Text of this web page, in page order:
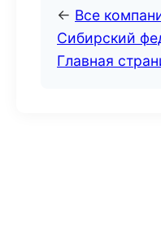
← Все
Сибирский
Главная